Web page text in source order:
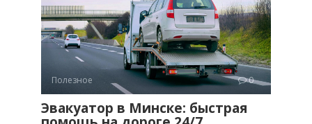
Полезное 0
Эвакуатор в Минске: быстрая